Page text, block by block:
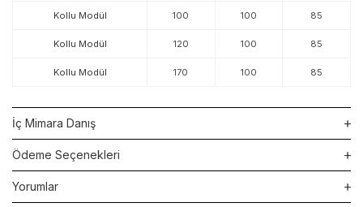
Kollu Modül 100 100 85
Kollu Modül 120 100 85
Kollu Modül 170 100 85
İç Mimara Danış
Ödeme Seçenekleri
Yorumlar